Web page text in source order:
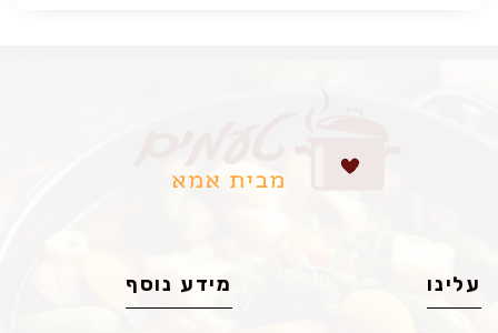
עלינו מידע נוסף